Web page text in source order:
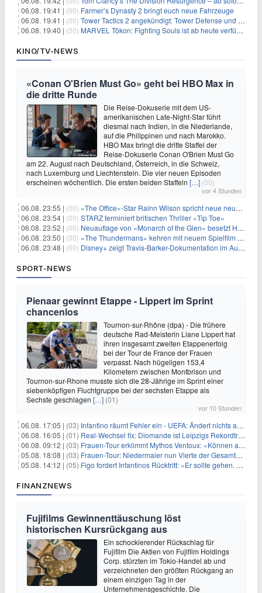
06.08. 19:41 | (00) Farmer’s Dynasty 2 bringt euch neue Fahrzeuge
06.08. 19:41 | (00) Tower Tactics 2 angekündigt: Tower Defense und Deckbuilding Kombo kehrt zurück
06.08. 19:40 | (00) MARVEL Tōkon: Fighting Souls ist ab heute verfügbar
KINO/TV-NEWS
«Conan O'Brien Must Go» geht bei HBO Max in
die dritte Runde
Die Reise-Dokuserie mit dem US-
amerikanischen Late-Night-Star führt
diesmal nach Indien, in die Niederlande,
auf die Philippinen und nach Marokko.
HBO Max bringt die dritte Staffel der
Reise-Dokuserie Conan O'Brien Must Go
am 22. August nach Deutschland, Österreich, in die Schweiz,
nach Luxemburg und Liechtenstein. Die vier neuen Episoden
erscheinen wöchentlich. Die ersten beiden Staffeln […] (00)
vor 4 Stunden
06.08. 23:55 | (00) «The Office»-Star Rainn Wilson spricht neue neuseeländische Serie «Settling»
06.08. 23:54 | (00) STARZ terminiert britischen Thriller «Tip Toe»
06.08. 23:52 | (00) Neuauflage von «Monarch of the Glen» besetzt Hauptrollen
06.08. 23:50 | (00) «The Thundermans» kehren mit neuem Spielfilm zurück
06.08. 23:48 | (00) Disney+ zeigt Travis-Barker-Dokumentation im August
SPORT-NEWS
Pienaar gewinnt Etappe - Lippert im Sprint
chancenlos
Tournon-sur-Rhône (dpa) - Die frühere
deutsche Rad-Meisterin Liane Lippert hat
ihren insgesamt zweiten Etappenerfolg
bei der Tour de France der Frauen
verpasst. Nach hügeligen 153,4
Kilometern zwischen Montbrison und
Tournon-sur-Rhone musste sich die 28-Jährige im Sprint einer
siebenköpfigen Fluchtgruppe bei der sechsten Etappe als
Sechste geschlagen […] (01)
vor 10 Stunden
06.08. 17:05 | (03) Infantino räumt Fehler ein - UEFA: Ändert nichts an Boykott
06.08. 16:05 | (01) Real-Wechsel fix: Diomande ist Leipzigs Rekordtransfer
06.08. 09:12 | (03) Frauen-Tour erklimmt Mythos Ventoux: «Können alles schaffen»
05.08. 18:08 | (03) Frauen-Tour: Niedermaier nun Vierte der Gesamtwertung
05.08. 14:12 | (05) Figo fordert Infantinos Rücktritt: «Er sollte gehen. Jetzt»
FINANZNEWS
Fujifilms Gewinnenttäuschung löst
historischen Kursrückgang aus
Ein schockierender Rückschlag für
Fujifilm Die Aktien von Fujifilm Holdings
Corp. stürzten im Tokio-Handel ab und
verzeichneten den größten Rückgang an
einem einzigen Tag in der
Unternehmensgeschichte. Die